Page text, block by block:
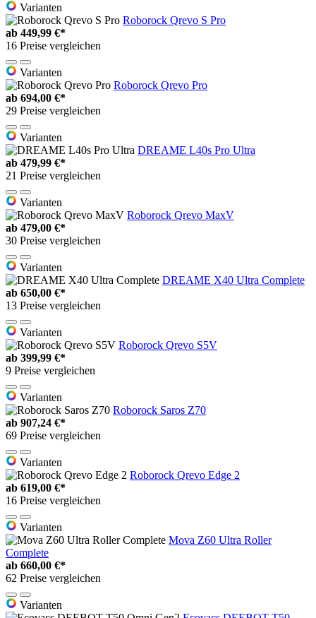
Varianten
Roborock Qrevo S Pro
ab 449,99 €*
16 Preise vergleichen
Varianten
Roborock Qrevo Pro
ab 694,00 €*
29 Preise vergleichen
Varianten
DREAME L40s Pro Ultra
ab 479,99 €*
21 Preise vergleichen
Varianten
Roborock Qrevo MaxV
ab 479,00 €*
30 Preise vergleichen
Varianten
DREAME X40 Ultra Complete
ab 650,00 €*
13 Preise vergleichen
Varianten
Roborock Qrevo S5V
ab 399,99 €*
9 Preise vergleichen
Varianten
Roborock Saros Z70
ab 907,24 €*
69 Preise vergleichen
Varianten
Roborock Qrevo Edge 2
ab 619,00 €*
16 Preise vergleichen
Varianten
Mova Z60 Ultra Roller
Complete
ab 660,00 €*
62 Preise vergleichen
Varianten